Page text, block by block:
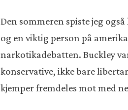
Den sommeren spiste jeg
og en viktig person på
narkotikadebatten. Buckley
konservative, ikke bare
kjemper fremdeles mot med